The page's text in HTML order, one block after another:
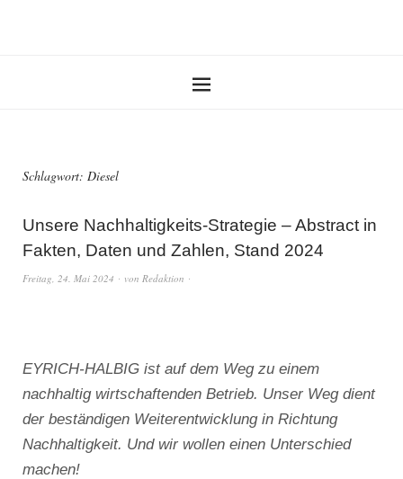
Schlagwort: Diesel
Unsere Nachhaltigkeits-Strategie – Abstract in
Fakten, Daten und Zahlen, Stand 2024
Freitag, 24. Mai 2024 von Redaktion
EYRICH-HALBIG ist auf dem Weg zu einem
nachhaltig wirtschaftenden Betrieb. Unser Weg dient
der beständigen Weiterentwicklung in Richtung
Nachhaltigkeit. Und wir wollen einen Unterschied
machen!